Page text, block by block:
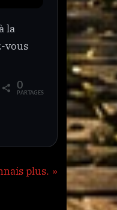
la
vous
0
PARTAGES
plus.